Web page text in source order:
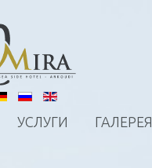
УСЛУГИ ГАЛЕРЕЯ